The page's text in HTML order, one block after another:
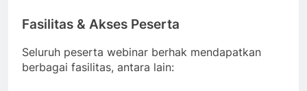
Fasilitas & Akses Peserta
Seluruh peserta webinar berhak mendapatkan
berbagai fasilitas, antara lain: